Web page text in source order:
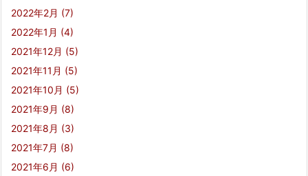
2022年2月 (7)
2022年1月 (4)
2021年12月 (5)
2021年11月 (5)
2021年10月 (5)
2021年9月 (8)
2021年8月 (3)
2021年7月 (8)
2021年6月 (6)